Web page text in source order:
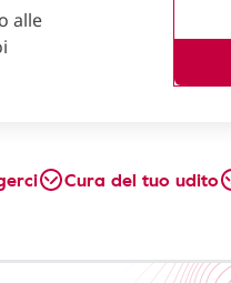
alle
Cura del tuo udito